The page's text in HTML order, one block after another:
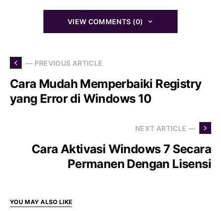
VIEW COMMENTS (0)
— PREVIOUS ARTICLE
Cara Mudah Memperbaiki Registry
yang Error di Windows 10
NEXT ARTICLE —
Cara Aktivasi Windows 7 Secara
Permanen Dengan Lisensi
YOU MAY ALSO LIKE